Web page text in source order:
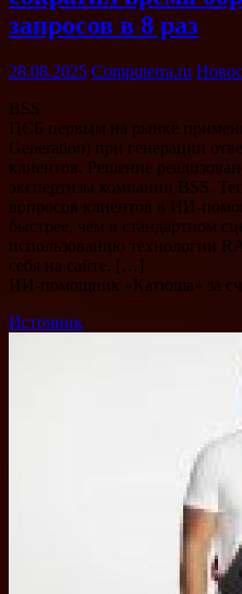
запросов в 8 раз
28.08.2025 Computerra.ru
BSS
ПСБ первым на рынке
Generation) при генерации
клиентов. Решение
экспертизы компании BSS.
вопросов клиентов в ИИ-
быстрее, чем в стандартном
использованию технологии
себя на сайте. […]
ИИ-помощник «Катюша» за
Источник